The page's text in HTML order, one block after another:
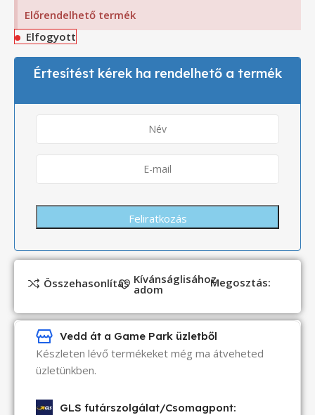
Előrendelhető termék
Elfogyott
Értesítést kérek ha rendelhető a termék
Összehasonlítás Kívánságlisához
adom Megosztás:
Vedd át a Game Park üzletből
Készleten lévő termékeket még ma átveheted
üzletünkben.
GLS futárszolgálat/Csomagpont: